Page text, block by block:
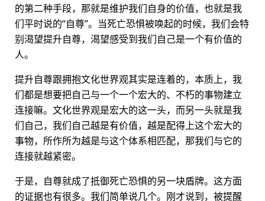
的第二种手段，那就是维护我们自身的价值，也就是我
们平时说的“自尊”。当死亡恐惧被唤起的时候，我们会特
别渴望提升自尊，渴望感受到我们自己是一个有价值的
人。
提升自尊跟拥抱文化世界观其实是连着的，本质上，我
们都是想要把自己与一个一个宏大的、不朽的事物建立
连接嘛。文化世界观是宏大的这一头，而另一头就是我
们自己，我们自己越是有价值，越是配得上这个宏大的
事物，所作所为越是与这个体系相匹配，那我们与它的
连接就越紧密。
于是，自尊就成了抵御死亡恐惧的另一块盾牌。这方面
的证据也有很多。我们简单说几个。刚才说到，被提醒